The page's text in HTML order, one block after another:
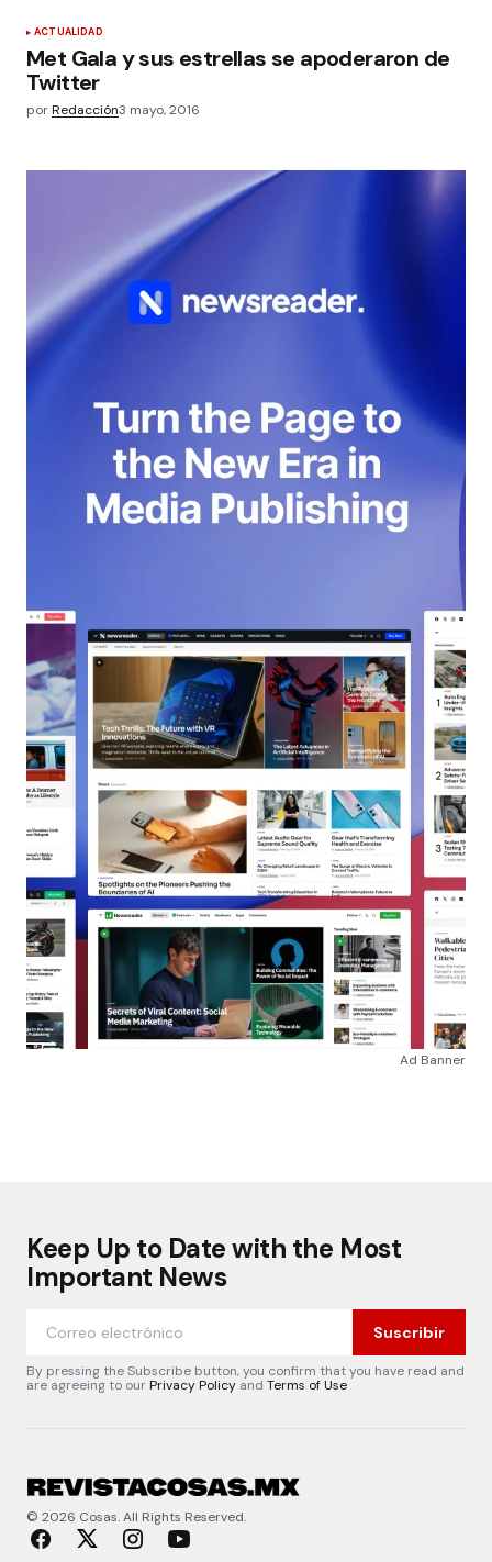
ACTUALIDAD
Met Gala y sus estrellas se apoderaron de
Twitter
porRedacción3 mayo, 2016
Ad Banner
Keep Up to Date with the Most
Important News
Suscribir
By pressing the Subscribe button, you confirm that you have read and
are agreeing to ourPrivacy Policy and Terms of Use
© 2026 Cosas. All Rights Reserved.